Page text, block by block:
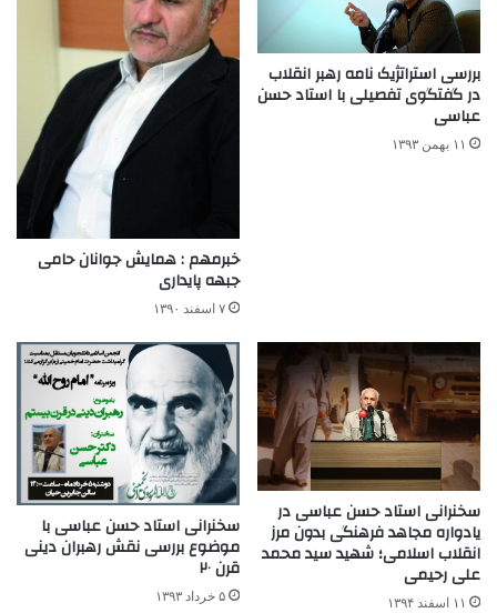
بررسی استراتژیک نامه رهبر انقلاب
در گفتگوی تفصیلی با استاد حسن
عباسی
۱۱ بهمن ۱۳۹۳
خبرمهم : همایش جوانان حامی
جبهه پایداری
۷ اسفند ۱۳۹۰
سخنرانی استاد حسن عباسی در
یادواره مجاهد فرهنگی بدون مرز
انقلاب اسلامی؛ شهید سید محمد
علی رحیمی
۱۱ اسفند ۱۳۹۴
سخنرانی استاد حسن عباسی با
موضوع بررسی نقش رهبران دینی
قرن ۲۰
۵ خرداد ۱۳۹۳